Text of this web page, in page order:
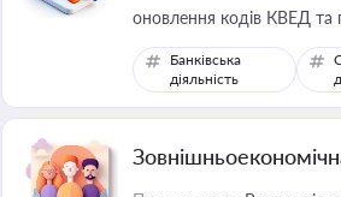
оновлення кодів КВЕД та
Банківська
діяльність